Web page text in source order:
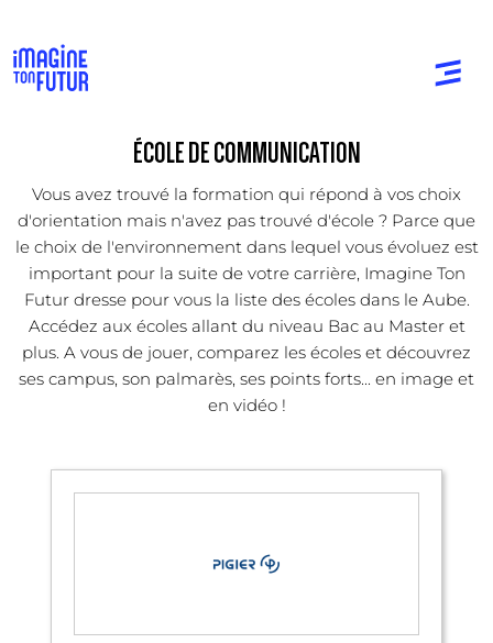
ÉCOLE DE COMMUNICATION
Vous avez trouvé la formation qui répond à vos choix
d'orientation mais n'avez pas trouvé d'école ? Parce que
le choix de l'environnement dans lequel vous évoluez est
important pour la suite de votre carrière, Imagine Ton
Futur dresse pour vous la liste des écoles dans le Aube.
Accédez aux écoles allant du niveau Bac au Master et
plus. A vous de jouer, comparez les écoles et découvrez
ses campus, son palmarès, ses points forts... en image et
en vidéo !